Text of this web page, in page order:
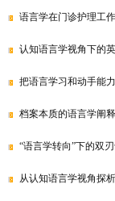
语言学在门诊护理工
认知语言学视角下的
把语言学习和动手能
档案本质的语言学阐释
“语言学转向”下的双刃
从认知语言学视角探